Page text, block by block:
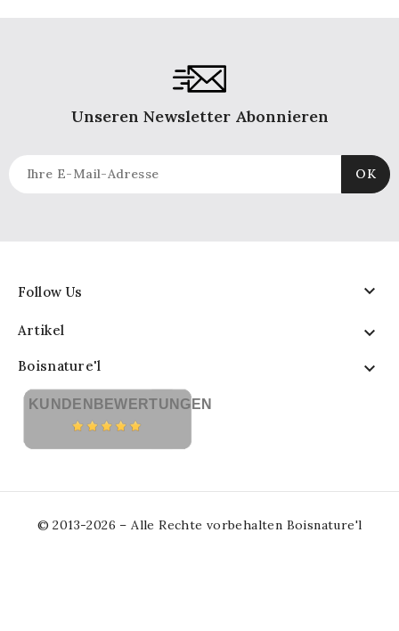
Unseren Newsletter Abonnieren
Follow Us 
Artikel 
Boisnature'l 
KUNDENBEWERTUNGEN
© 2013-2026 – Alle Rechte vorbehalten Boisnature'l